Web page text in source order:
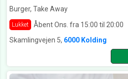
Burger, Take Away
Lukket Åbent Ons. fra 15:00 til 20:00
Skamlingvejen 5, 6000 Kolding